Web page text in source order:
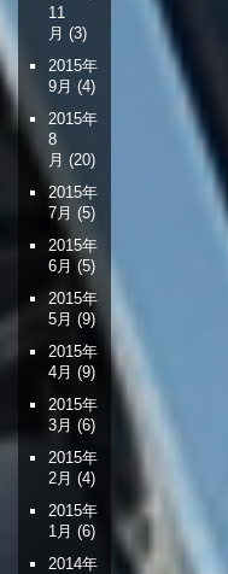
11
月 (3)
2015年
9月 (4)
2015年
8
月 (20)
2015年
7月 (5)
2015年
6月 (5)
2015年
5月 (9)
2015年
4月 (9)
2015年
3月 (6)
2015年
2月 (4)
2015年
1月 (6)
2014年